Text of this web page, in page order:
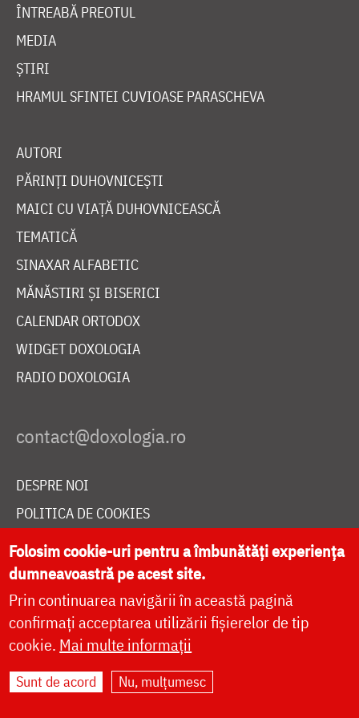
ÎNTREABĂ PREOTUL
MEDIA
ȘTIRI
HRAMUL SFINTEI CUVIOASE PARASCHEVA
AUTORI
PĂRINȚI DUHOVNICEȘTI
MAICI CU VIAȚĂ DUHOVNICEASCĂ
TEMATICĂ
SINAXAR ALFABETIC
MĂNĂSTIRI ȘI BISERICI
CALENDAR ORTODOX
WIDGET DOXOLOGIA
RADIO DOXOLOGIA
DESPRE NOI
POLITICA DE COOKIES
DONEAZĂ ONLINE PENTRU CATEDRALA NAȚIONALĂ
LIVE
Site dezvoltat deDOXOLOGIA MEDIA
Arhiepiscopia Iașilor | ©
Folosim cookie-uri pentru a îmbunătăți experiența
dumneavoastră pe acest site.
Prin continuarea navigării în această pagină
confirmați acceptarea utilizării fișierelor de tip
cookie. Mai multe informații
Sunt de acord Nu, mulțumesc